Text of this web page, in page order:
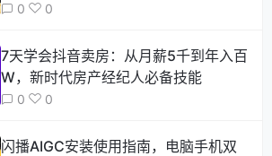
0 0
7天学会抖音卖房：从月薪5千到年入百
W，新时代房产经纪人必备技能
0 0
闪播AIGC安装使用指南，电脑手机双